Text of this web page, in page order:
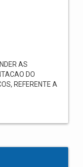
AS
DO
REFERENTE A